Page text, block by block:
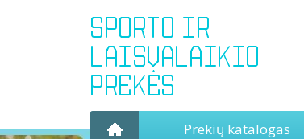
Prekių katalogas